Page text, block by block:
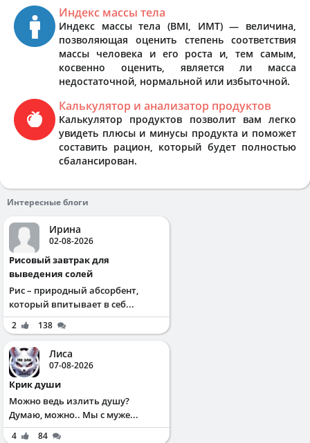
Индекс массы тела
Индекс массы тела (BMI, ИМТ) — величина,
позволяющая оценить степень соответствия
массы человека и его роста и, тем самым,
косвенно оценить, является ли масса
недостаточной, нормальной или избыточной.
Калькулятор и анализатор продуктов
Калькулятор продуктов позволит вам легко
увидеть плюсы и минусы продукта и поможет
составить рацион, который будет полностью
сбалансирован.
Интересные блоги
Ирина
02-08-2026
Рисовый завтрак для
выведения солей
Рис – природный абсорбент,
который впитывает в себ...
2 138
Лиса
07-08-2026
Крик души
Можно ведь излить душу?
Думаю, можно.. Мы с муже...
4 84